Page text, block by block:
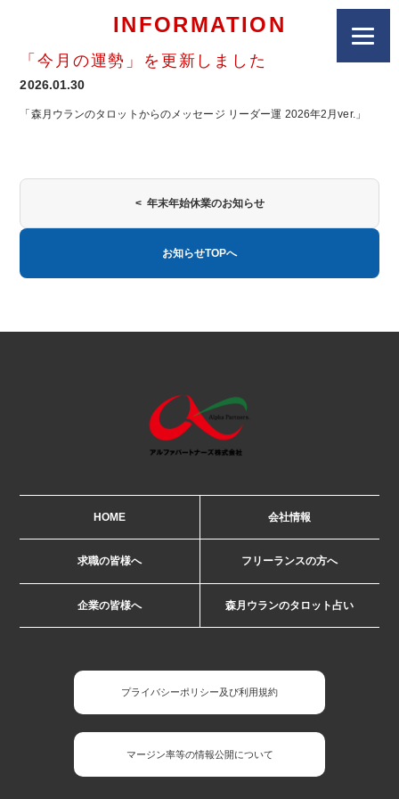
INFORMATION
「今月の運勢」を更新しました
2026.01.30
「森月ウランのタロットからのメッセージ リーダー運 2026年2月ver.」
< 年末年始休業のお知らせ
お知らせTOPへ
HOME 会社情報
求職の皆様へ フリーランスの方へ
企業の皆様へ 森月ウランのタロット占い
プライバシーポリシー及び利用規約
マージン率等の情報公開について